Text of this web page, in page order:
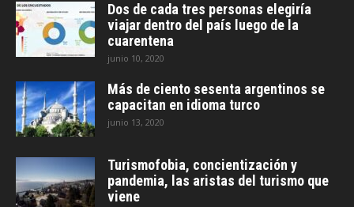
Dos de cada tres personas elegiría
viajar dentro del país luego de la
cuarentena
junio 10, 2020
Más de ciento sesenta argentinos se
capacitan en idioma turco
junio 13, 2020
Turismofobia, concientización y
pandemia, las aristas del turismo que
viene